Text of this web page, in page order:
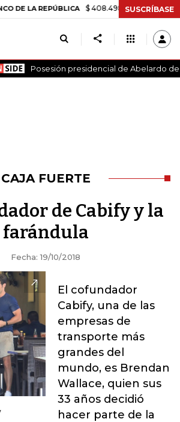
REPÚBLICA $ 408.498,97 +$ 8.753,81 +2,19%
SUSCRÍBASE
Posesión presidencial de Abelardo de
CAJA FUERTE
de Cabify y la
farándula
Fecha: 19/10/2018
El cofundador
Cabify, una de las
empresas de
transporte más
grandes del
mundo, es Brendan
Wallace, quien sus
33 años decidió
hacer parte de la